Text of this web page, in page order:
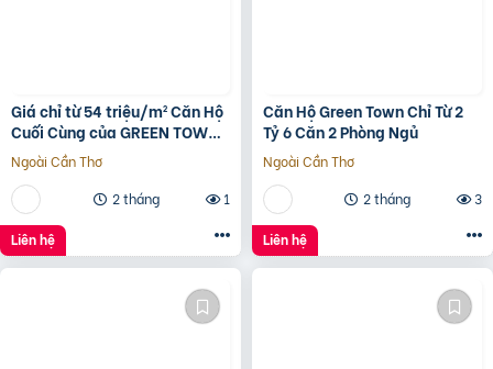
Giá chỉ từ 54 triệu/m² Căn Hộ
Cuối Cùng của GREEN TOWN
BÌNH TÂN
Ngoài Cần Thơ
2 tháng
1
Liên hệ
Căn Hộ Green Town Chỉ Từ 2
Tỷ 6 Căn 2 Phòng Ngủ
Ngoài Cần Thơ
2 tháng
3
Liên hệ